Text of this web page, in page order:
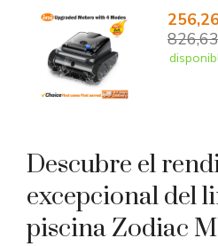
Descubre el
excepcional del
piscina Zodiac